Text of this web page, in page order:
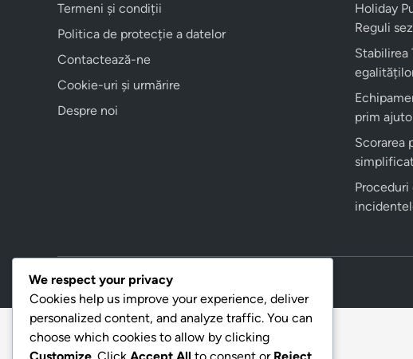
Termeni și condiții
Politica de protecție a datelor
Contactează-ne
Cookie-uri și urmărire
Despre noi
Holiday
Reguli
Stabilirea
prim
Scorarea
Proceduri
Copyright © 2026creatordepofta.ro
We respect your privacy
Cookies help us improve your experience, deliver
personalized content, and analyze traffic. You can
choose which cookies to allow by clicking